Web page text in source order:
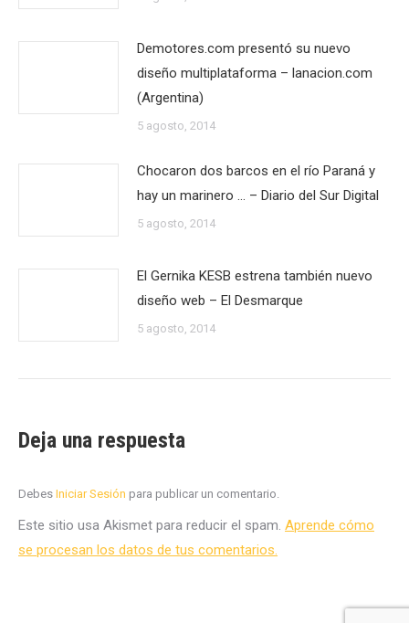
Demotores.com presentó su nuevo
diseño multiplataforma – lanacion.com
(Argentina)
5 agosto, 2014
Chocaron dos barcos en el río Paraná y
hay un marinero … – Diario del Sur Digital
5 agosto, 2014
El Gernika KESB estrena también nuevo
diseño web – El Desmarque
5 agosto, 2014
Deja una respuesta
Debes Iniciar Sesión para publicar un comentario.
Este sitio usa Akismet para reducir el spam. Aprende cómo
se procesan los datos de tus comentarios.